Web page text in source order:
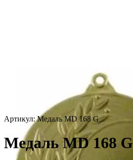
Артикул: Медаль MD 168 G
Медаль MD 168 G